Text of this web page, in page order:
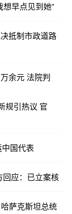
命安全完全
落地条件的
的第一责任
早点见到她”
抵制市政道路
余元 法院判
规引热议 官
国代表
应：已立案核
萨克斯坦总统